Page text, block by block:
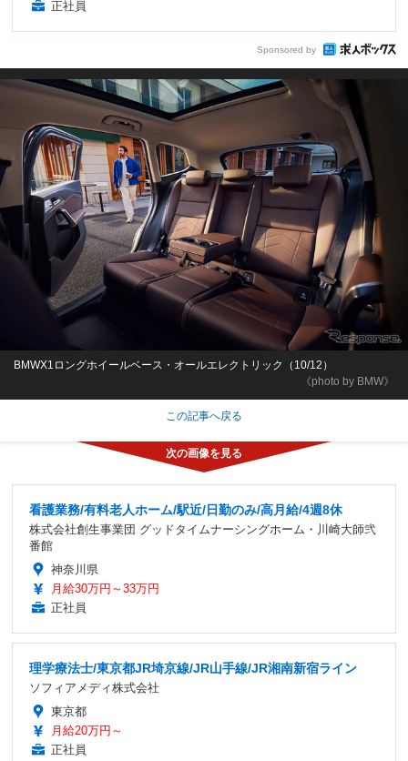
正社員
Sponsored by
《photo by BMW》
BMWX1ロングホイールベース・オールエレクトリック（10/12）
この記事へ戻る
看護業務/有料老人ホーム/駅近/日勤のみ/高月給/4週8休
株式会社創生事業団 グッドタイムナーシングホーム・川崎大師弐
番館
神奈川県
月給30万円～33万円
正社員
理学療法士/東京都JR埼京線/JR山手線/JR湘南新宿ライン
ソフィアメディ株式会社
東京都
月給20万円～
正社員